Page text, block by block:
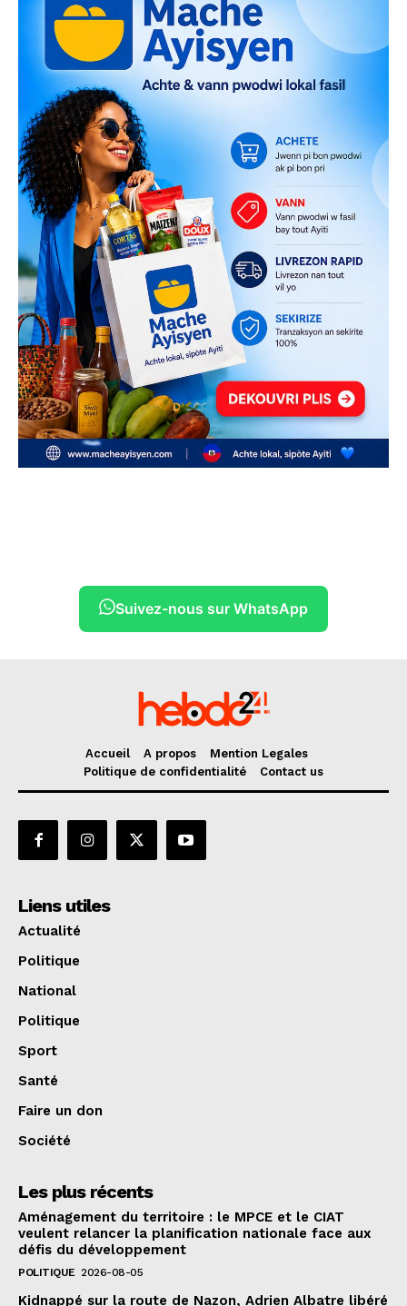
Suivez-nous sur WhatsApp
Accueil A propos
Mention Legales
Politique de confidentialité
Contact us
Liens utiles
Actualité
Politique
National
Politique
Sport
Santé
Faire un don
Société
Les plus récents
Aménagement du territoire : le MPCE et le CIAT
veulent relancer la planification nationale face aux
défis du développement
POLITIQUE 2026-08-05
Kidnappé sur la route de Nazon, Adrien Albatre libéré